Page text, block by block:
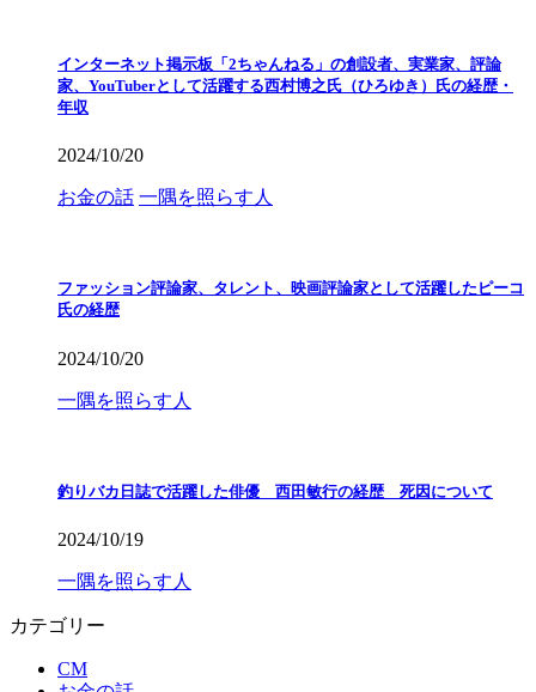
インターネット掲示板「2ちゃんねる」の創設者、実業家、評論
家、YouTuberとして活躍する西村博之氏（ひろゆき）氏の経歴・
年収
2024/10/20
お金の話 一隅を照らす人
ファッション評論家、タレント、映画評論家として活躍したピーコ
氏の経歴
2024/10/20
一隅を照らす人
釣りバカ日誌で活躍した俳優 西田敏行の経歴 死因について
2024/10/19
一隅を照らす人
カテゴリー
CM